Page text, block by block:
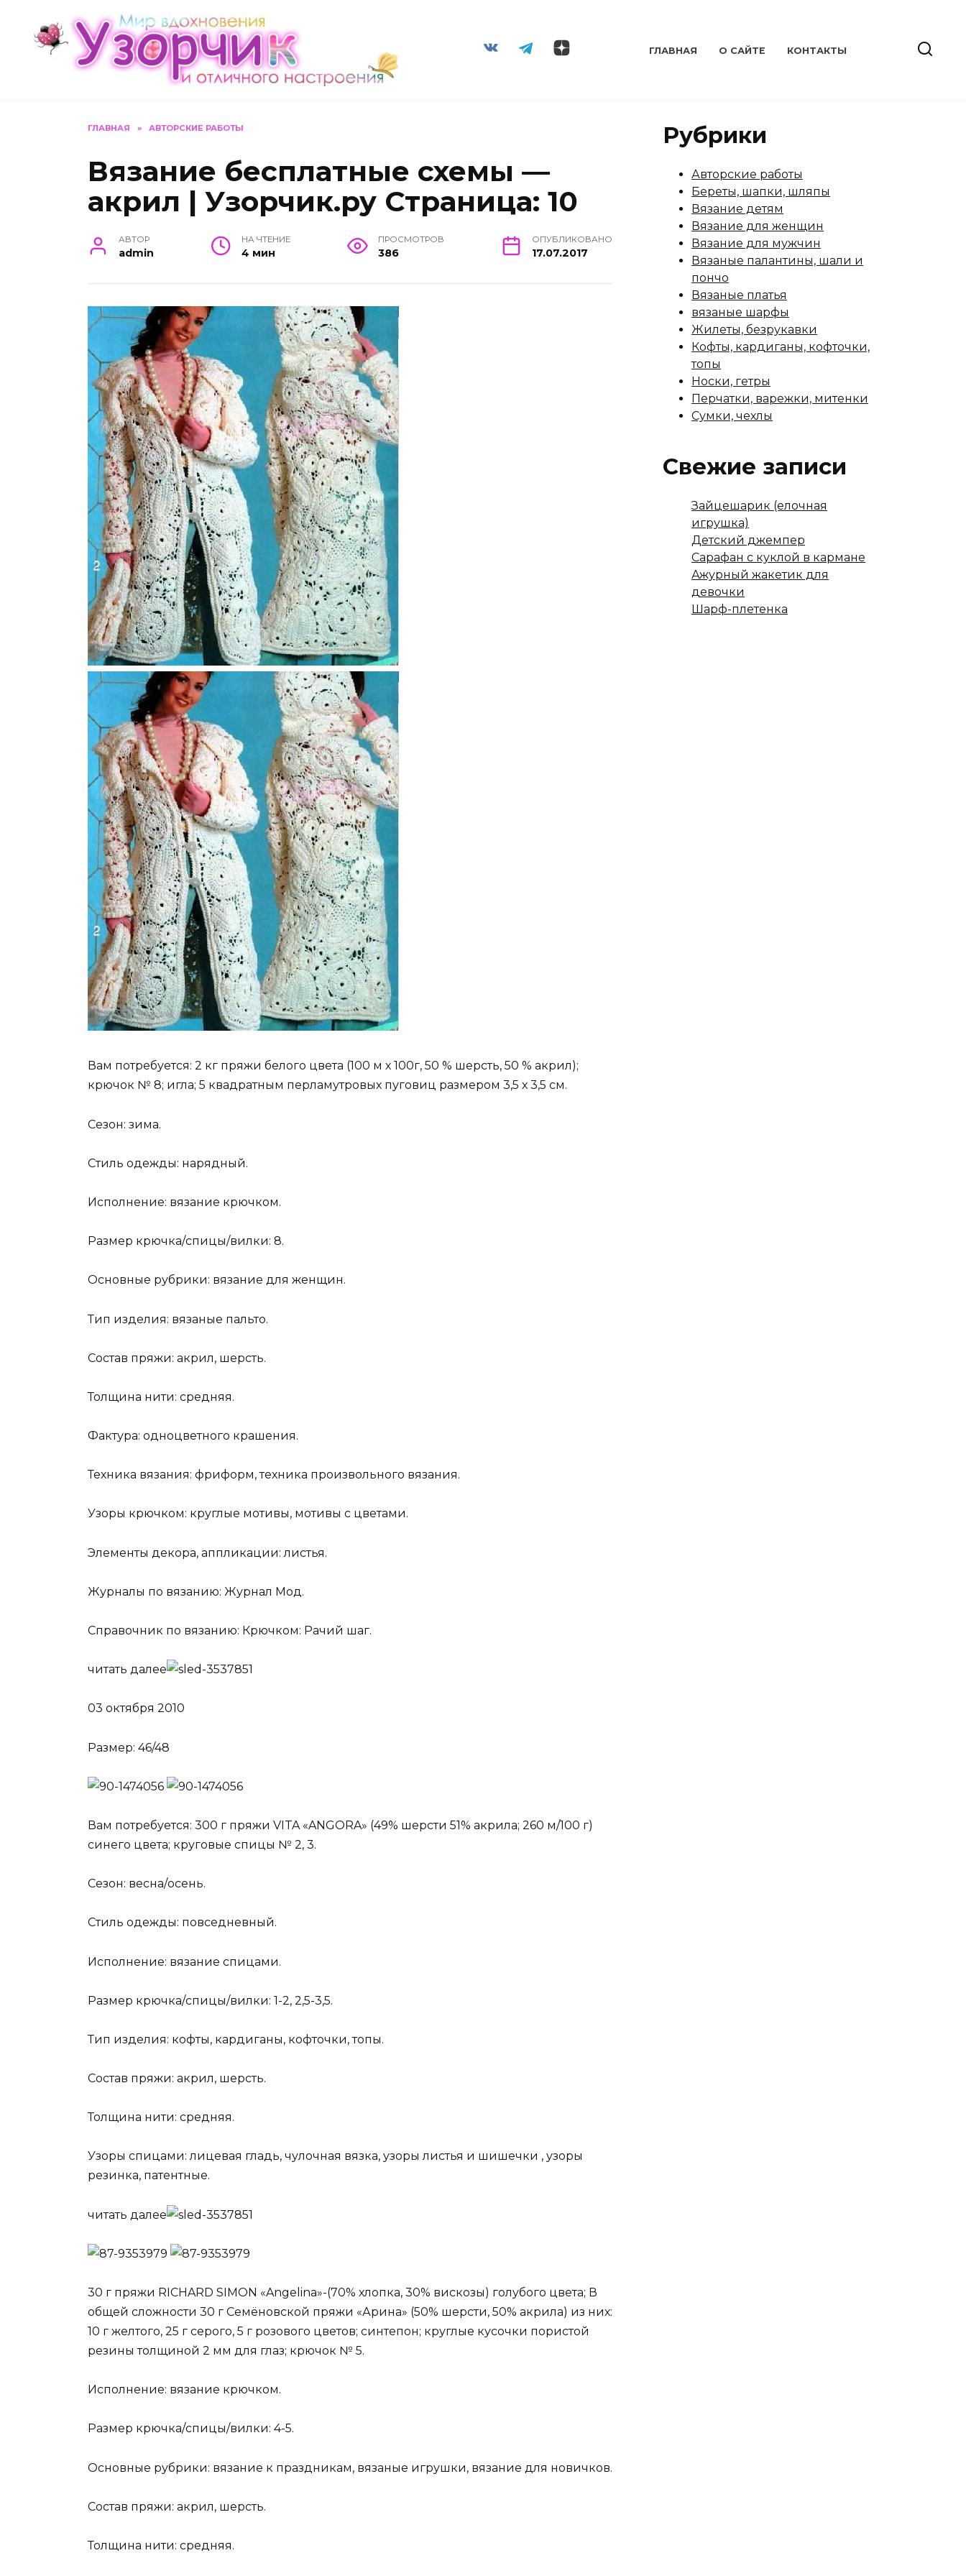
содержанию
ГЛАВНАЯ О САЙТЕ КОНТАКТЫ
ГЛАВНАЯ » АВТОРСКИЕ РАБОТЫ
Вязание бесплатные схемы —
акрил | Узорчик.ру Страница: 10
АВТОР
admin
НА ЧТЕНИЕ
4 мин
ПРОСМОТРОВ
386
ОПУБЛИКОВАНО
17.07.2017
Вам потребуется: 2 кг пряжи белого цвета (100 м х 100г, 50 % шерсть, 50 % акрил);
крючок № 8; игла; 5 квадратным перламутровых пуговиц размером 3,5 х 3,5 см.
Сезон: зима.
Стиль одежды: нарядный.
Исполнение: вязание крючком.
Размер крючка/спицы/вилки: 8.
Основные рубрики: вязание для женщин.
Тип изделия: вязаные пальто.
Состав пряжи: акрил, шерсть.
Толщина нити: средняя.
Фактура: одноцветного крашения.
Техника вязания: фриформ, техника произвольного вязания.
Узоры крючком: круглые мотивы, мотивы с цветами.
Элементы декора, аппликации: листья.
Журналы по вязанию: Журнал Мод.
Справочник по вязанию: Крючком: Рачий шаг.
читать далее
03 октября 2010
Размер: 46/48
Вам потребуется: 300 г пряжи VITA «ANGORA» (49% шерсти 51% акрила; 260 м/100 г)
синего цвета; круговые спицы № 2, 3.
Сезон: весна/осень.
Стиль одежды: повседневный.
Исполнение: вязание спицами.
Размер крючка/спицы/вилки: 1-2, 2,5-3,5.
Тип изделия: кофты, кардиганы, кофточки, топы.
Состав пряжи: акрил, шерсть.
Толщина нити: средняя.
Узоры спицами: лицевая гладь, чулочная вязка, узоры листья и шишечки , узоры
резинка, патентные.
читать далее
30 г пряжи RICHARD SIMON «Angelina»-(70% хлопка, 30% вискозы) голубого цвета; В
общей сложности 30 г Семёновской пряжи «Арина» (50% шерсти, 50% акрила) из них:
10 г желтого, 25 г серого, 5 г розового цветов; синтепон; круглые кусочки пористой
резины толщиной 2 мм для глаз; крючок № 5.
Исполнение: вязание крючком.
Размер крючка/спицы/вилки: 4-5.
Основные рубрики: вязание к праздникам, вязаные игрушки, вязание для новичков.
Состав пряжи: акрил, шерсть.
Толщина нити: средняя.
Рубрики
Авторские работы
Береты, шапки, шляпы
Вязание детям
Вязание для женщин
Вязание для мужчин
Вязаные палантины, шали и
пончо
Вязаные платья
вязаные шарфы
Жилеты, безрукавки
Кофты, кардиганы, кофточки,
топы
Носки, гетры
Перчатки, варежки, митенки
Сумки, чехлы
Свежие записи
Зайцешарик (елочная
игрушка)
Детский джемпер
Сарафан с куклой в кармане
Ажурный жакетик для
девочки
Шарф-плетенка